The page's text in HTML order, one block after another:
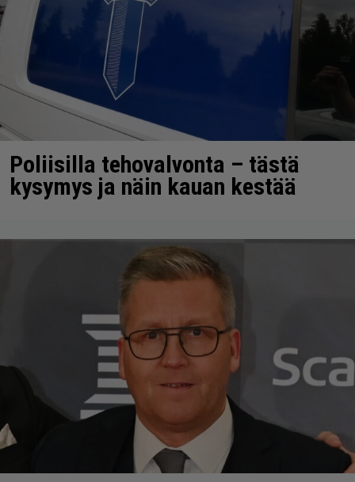
Poliisilla tehovalvonta – tästä
kysymys ja näin kauan kestää